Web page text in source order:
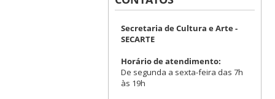
Secretaria de Cultura e Arte -
SECARTE
Horário de atendimento:
De segunda a sexta-feira das 7h
às 19h